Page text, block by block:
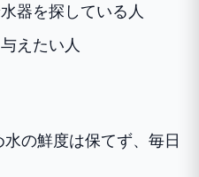
器を探している人
えたい人
の鮮度は保てず、毎日